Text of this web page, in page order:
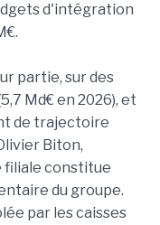
d'intégration
partie, sur des
Md€ en 2026), et
de trajectoire
Biton,
filiale constitue
du groupe.
par les caisses